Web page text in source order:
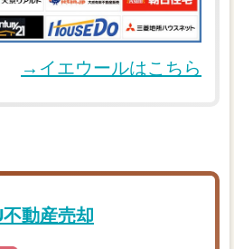
→イエウールはこちら
動産売却